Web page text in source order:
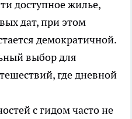
доступное жилье,
дат, при этом
демократичной.
выбор для
где дневной
с гидом часто не